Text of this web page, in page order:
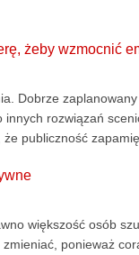
żeby wzmocnić
Dobrze
rozwiązań
publiczność
większość osób
ponieważ